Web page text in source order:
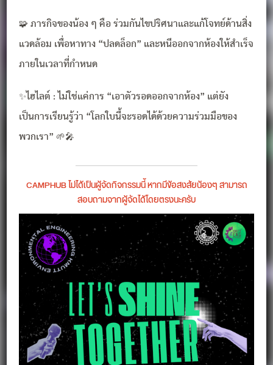
🧩 ภารกิจของน้อง ๆ คือ ร่วมกันไขปริศนาและแก้โจทย์ด้านสิ่ง
แวดล้อม เพื่อหาทาง “ปลดล็อก” และหนีออกจากห้องให้สำเร็จ
ภายในเวลาที่กำหนด
✨ไฮไลต์ : ไม่ใช่แค่การ “เอาตัวรอดออกจากห้อง” แต่ยัง
เป็นการเรียนรู้ว่า “โลกใบนี้จะรอดได้ด้วยความร่วมมือของ
พวกเรา” 🌱🎤
CAMPHUB ไม่ได้เป็นผู้จัดกิจกรรมนี้ หากมีข้อสงสัยน้องๆ สามารถ
สอบถามจากผู้จัดได้โดยตรงนะครับ